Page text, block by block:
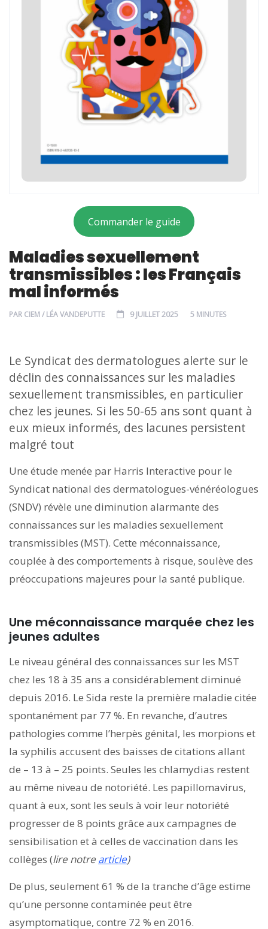
Commander le guide
Maladies sexuellement
transmissibles : les Français
mal informés
PAR CIEM / LÉA VANDEPUTTE 9 JUILLET 2025 5 MINUTES
Le Syndicat des dermatologues alerte sur le
déclin des connaissances sur les maladies
sexuellement transmissibles, en particulier
chez les jeunes. Si les 50-65 ans sont quant à
eux mieux informés, des lacunes persistent
malgré tout
Une étude menée par Harris Interactive pour le
Syndicat national des dermatologues-vénéréologues
(SNDV) révèle une diminution alarmante des
connaissances sur les maladies sexuellement
transmissibles (MST). Cette méconnaissance,
couplée à des comportements à risque, soulève des
préoccupations majeures pour la santé publique.
Une méconnaissance marquée chez les
jeunes adultes
Le niveau général des connaissances sur les MST
chez les 18 à 35 ans a considérablement diminué
depuis 2016. Le Sida reste la première maladie citée
spontanément par 77 %. En revanche, d’autres
pathologies comme l’herpès génital, les morpions et
la syphilis accusent des baisses de citations allant
de – 13 à – 25 points. Seules les chlamydias restent
au même niveau de notoriété. Les papillomavirus,
quant à eux, sont les seuls à voir leur notoriété
progresser de 8 points grâce aux campagnes de
sensibilisation et à celles de vaccination dans les
collèges (lire notre article)
De plus, seulement 61 % de la tranche d’âge estime
qu’une personne contaminée peut être
asymptomatique, contre 72 % en 2016.